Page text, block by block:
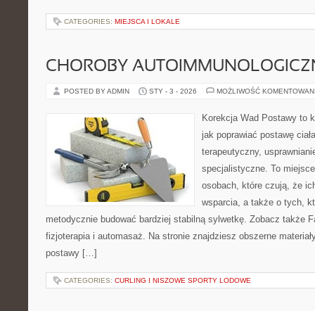
CATEGORIES: MIEJSCA I LOKALE
CHOROBY
POSTED BY ADMIN STY - 3 - 2026 MOŻLIWOŚĆ
Korekcja Wad Postawy to
jak poprawiać postawę
terapeutyczny,
specjalistyczne. To
osobach, które czują, że
wsparcia, a także o tych,
metodycznie budować bardziej stabilną sylwetkę. Zobacz także
fizjoterapia i automasaż. Na stronie znajdziesz obszerne
postawy […]
CATEGORIES: CURLING I NISZOWE SPORTY LODOWE